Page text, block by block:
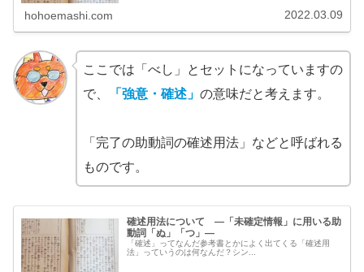
hohoemashi.com 2022.03.09
ここでは「べし」とセットになっていますの
で、
「強意・確述」 の意味だと考えます。
「完了の助動詞の確述用法」などと呼ばれる
ものです。
確述用法について ―「未確定情報」に用いる助
動詞「ぬ」「つ」―
「確述」ってなんだ参考書とかによく出てくる「確述用
法」っていうのは何なんだ？シン...